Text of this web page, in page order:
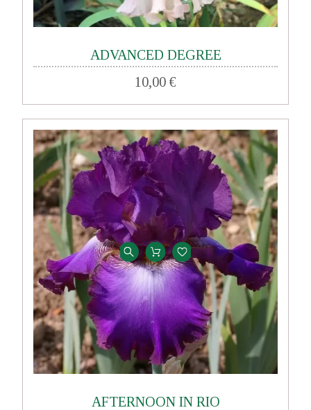
ADVANCED DEGREE
10,00 €
AFTERNOON IN RIO